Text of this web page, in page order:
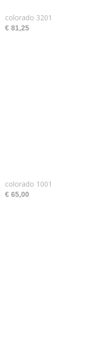
colorado 3201
€ 81,25
colorado 1001
€ 65,00